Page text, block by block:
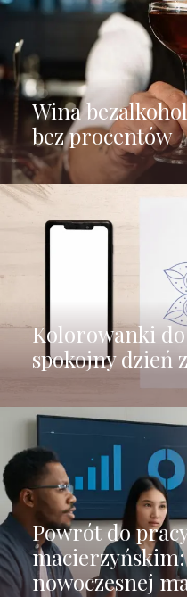
Wina
bez procentów
Kolorowanki
spokojny dzień
Powrót do
nowoczesnej